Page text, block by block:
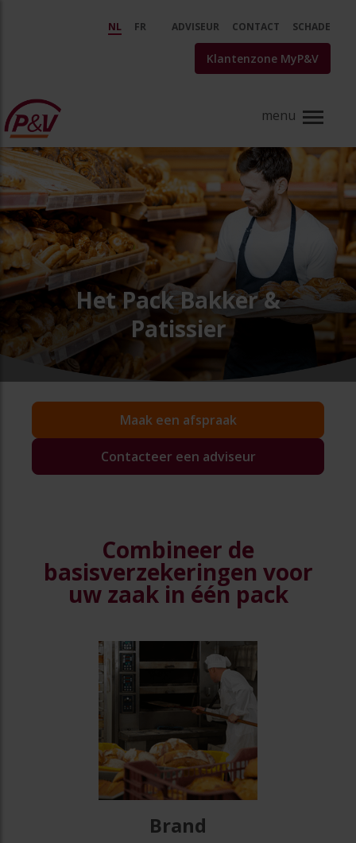
Verzekeringen voor bakkers,
NL FR ADVISEUR CONTACT SCHADE
Klantenzone MyP&V
Het Pack Bakker &
Patissier
Maak een afspraak
Contacteer een adviseur
Combineer de
basisverzekeringen voor
uw zaak in één pack
Brand